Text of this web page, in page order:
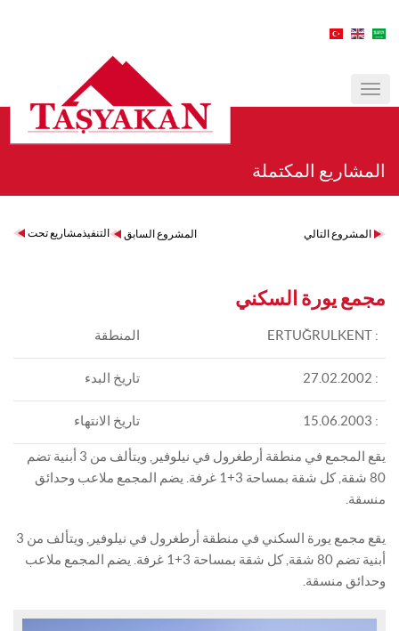
MENÜ
المشاريع المكتملة
التنفيذمشاريع تحت المشروع السابق المشروع التالي
مجمع يورة السكني
المنطقة : ERTUĞRULKENT
تاريخ البدء : 27.02.2002
تاريخ الانتهاء : 15.06.2003
يقع المجمع في منطقة أرطغرول في نيلوفير, ويتألف من 3 أبنية تضم
80 شقة, كل شقة بمساحة 3+1 غرفة. يضم المجمع ملاعب وحدائق
منسقة.
يقع مجمع يورة السكني في منطقة أرطغرول في نيلوفير, ويتألف من 3
أبنية تضم 80 شقة, كل شقة بمساحة 3+1 غرفة. يضم المجمع ملاعب
وحدائق منسقة.